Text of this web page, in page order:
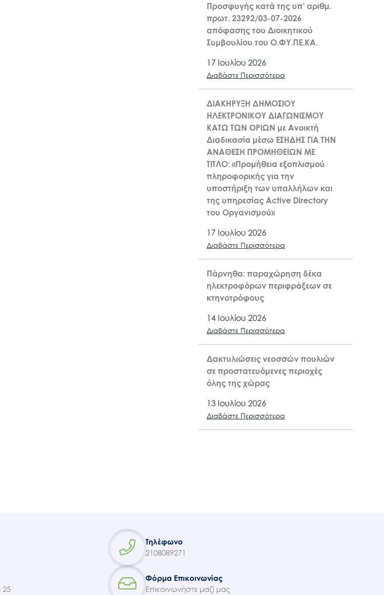
Προσφυγής κατά της υπ’ αριθμ.
πρωτ. 23292/03-07-2026
απόφασης του Διοικητικού
Συμβουλίου του Ο.ΦΥ.ΠΕ.ΚΑ.
17 Ιουλίου 2026
Διαβάστε Περισσότερα
ΔΙΑΚΗΡΥΞΗ ΔΗΜΟΣΙΟΥ
ΗΛΕΚΤΡΟΝΙΚΟΥ ΔΙΑΓΩΝΙΣΜΟΥ
ΚΑΤΩ ΤΩΝ ΟΡΙΩΝ με Ανοικτή
Διαδικασία μέσω ΕΣΗΔΗΣ ΓΙΑ ΤΗΝ
ΑΝΑΘΕΣΗ ΠΡΟΜΗΘΕΙΩΝ ΜΕ
ΤΙΤΛΟ: «Προμήθεια εξοπλισμού
πληροφορικής για την
υποστήριξη των υπαλλήλων και
της υπηρεσίας Active Directory
του Οργανισμού»
17 Ιουλίου 2026
Διαβάστε Περισσότερα
Πάρνηθα: παραχώρηση δέκα
ηλεκτροφόρων περιφράξεων σε
κτηνοτρόφους
14 Ιουλίου 2026
Διαβάστε Περισσότερα
Δακτυλιώσεις νεοσσών πουλιών
σε προστατευόμενες περιοχές
όλης της χώρας
13 Ιουλίου 2026
Διαβάστε Περισσότερα
Τηλέφωνο
2108089271
25
Φόρμα Επικοινωνίας
Επικοινωνήστε μαζί μας